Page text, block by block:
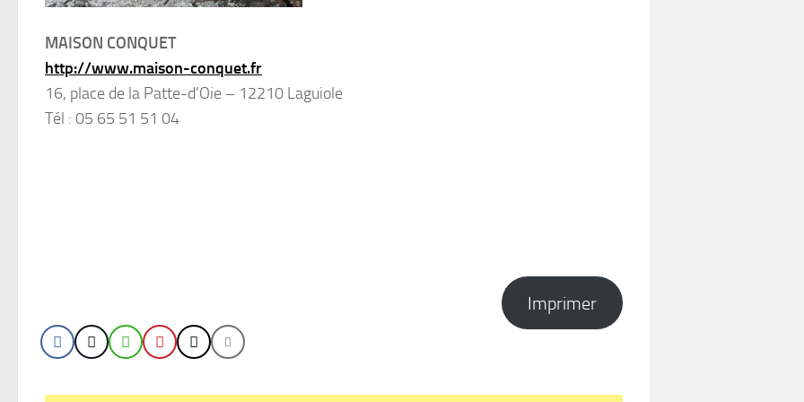
MAISON CONQUET
http://www.maison-conquet.fr
16, place de la Patte-d’Oie – 12210 Laguiole
Tél : 05 65 51 51 04
Imprimer